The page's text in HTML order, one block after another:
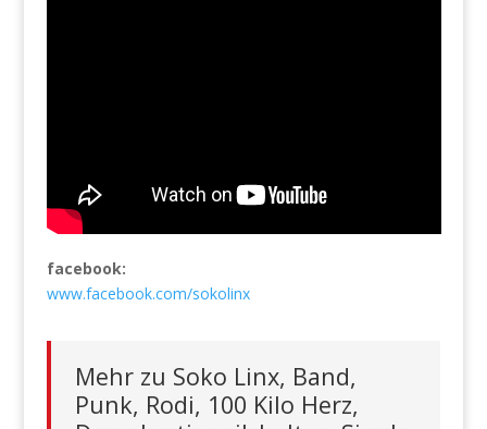
facebook:
www.facebook.com/sokolinx
Mehr zu Soko Linx, Band,
Punk, Rodi, 100 Kilo Herz,